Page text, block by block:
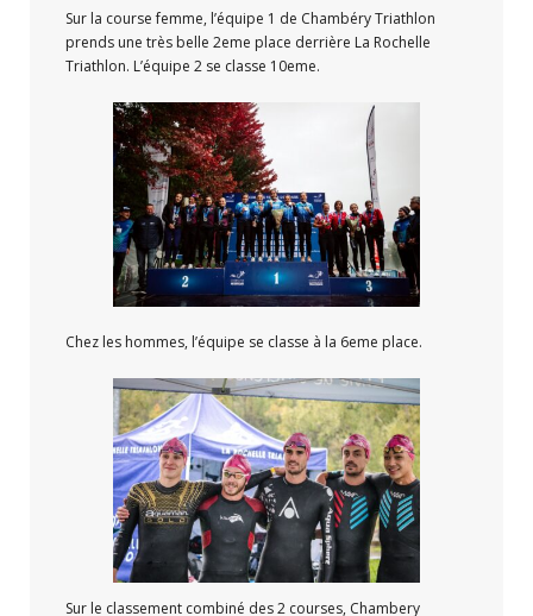
Sur la course femme, l’équipe 1 de Chambéry Triathlon
prends une très belle 2eme place derrière La Rochelle
Triathlon. L’équipe 2 se classe 10eme.
Chez les hommes, l’équipe se classe à la 6eme place.
Sur le classement combiné des 2 courses, Chambery